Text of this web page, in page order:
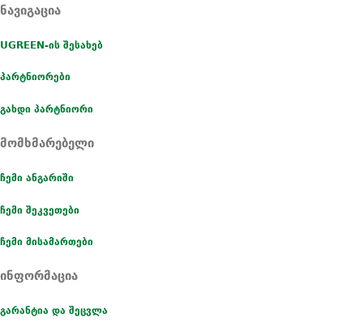
ნავიგაცია
UGREEN-ის შესახებ
პარტნიორები
გახდი პარტნიორი
მომხმარებელი
ჩემი ანგარიში
ჩემი შეკვეთები
ჩემი მისამართები
ინფორმაცია
გარანტია და შეცვლა